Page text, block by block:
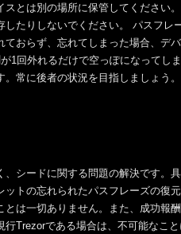
とは別の場所に保管してください
たりしないでください。 パスフレ
おらず、忘れてしまった場合、デ
1回外れるだけで空っぽになってし
常に後者の状況を目指しましょう。
シードに関する問題の解決です。
トの忘れられたパスフレーズの復
は一切ありません。また、成功報
Trezorである場合は、不可能なこ